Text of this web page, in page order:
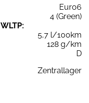
Euro6
4 (Green)
5,7 l/100km
128 g/km
D
Zentrallager